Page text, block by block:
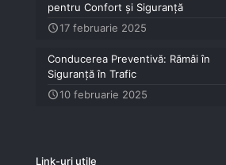
pentru Confort și Siguranță
17 februarie 2025
Conducerea Preventivă: Rămâi în
Siguranță în Trafic
10 februarie 2025
Link-uri utile